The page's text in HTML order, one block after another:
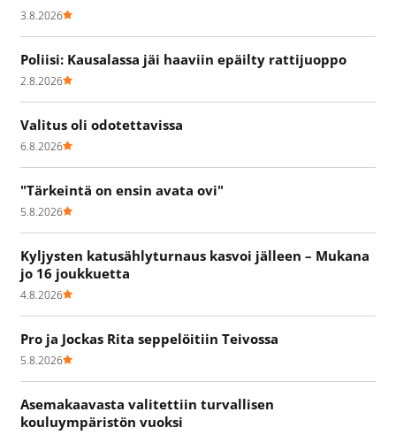
3.8.2026
Poliisi: Kausalassa jäi haaviin epäilty rattijuoppo
2.8.2026
Valitus oli odotettavissa
6.8.2026
"Tärkeintä on ensin avata ovi"
5.8.2026
Kyljysten katusählyturnaus kasvoi jälleen – Mukana
jo 16 joukkuetta
4.8.2026
Pro ja Jockas Rita seppelöitiin Teivossa
5.8.2026
Asemakaavasta valitettiin turvallisen
kouluympäristön vuoksi